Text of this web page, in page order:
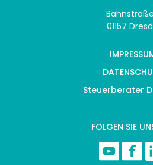
01157
Steuerberater
FOLGEN SIE